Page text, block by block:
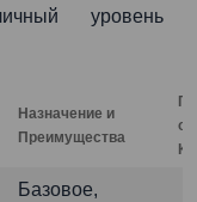
уровень
Назначение и
Преимущества
от
Базовое,